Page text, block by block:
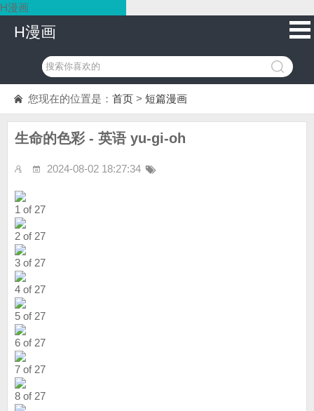
H漫画
H漫画
您现在的位置是： 首页 > 短篇漫画
生命的色彩 - 英语 yu-gi-oh
2024-08-02 18:27:34
1 of 27
2 of 27
3 of 27
4 of 27
5 of 27
6 of 27
7 of 27
8 of 27